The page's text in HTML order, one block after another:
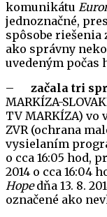
komunikátu
jednoznačné,
spôsobe riešenia
ako správny
uvedeným počas
– začala tri
MARKÍZA-
TV MARKÍZA) vo
ZVR (ochrana
vysielaním
o cca 16:05 hod,
2014 o cca 16:04
Hopedňa 13. 8.
označené ako